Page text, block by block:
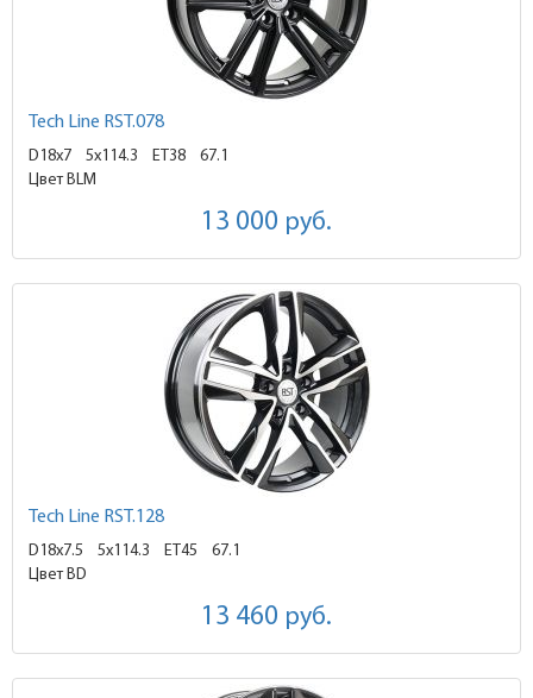
Tech Line RST.078
D18x7 5x114.3 ET38
67.1
Цвет BLM
13 000 руб.
Tech Line RST.128
D18x7.5 5x114.3 ET45
67.1
Цвет BD
13 460 руб.